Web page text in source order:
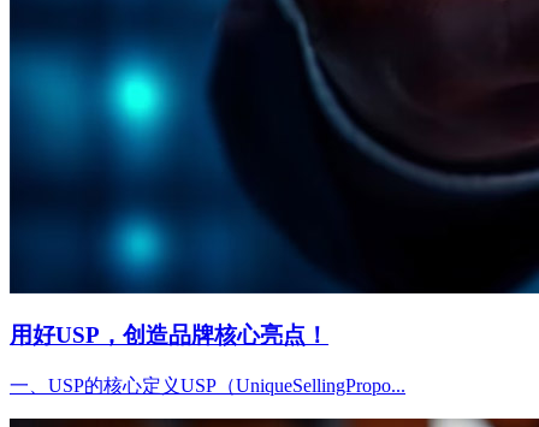
用好USP，创造品牌核心亮点！
一、USP的核心定义USP（UniqueSellingPropo...